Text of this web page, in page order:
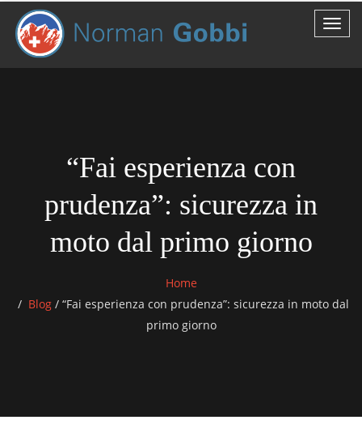
“Fai esperienza con
prudenza”: sicurezza in
moto dal primo giorno
Home
Blog /“Fai esperienza con prudenza”: sicurezza in moto dal
primo giorno